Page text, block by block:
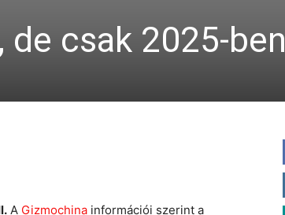
csak 2025-ben
A Gizmochina információi szerint a